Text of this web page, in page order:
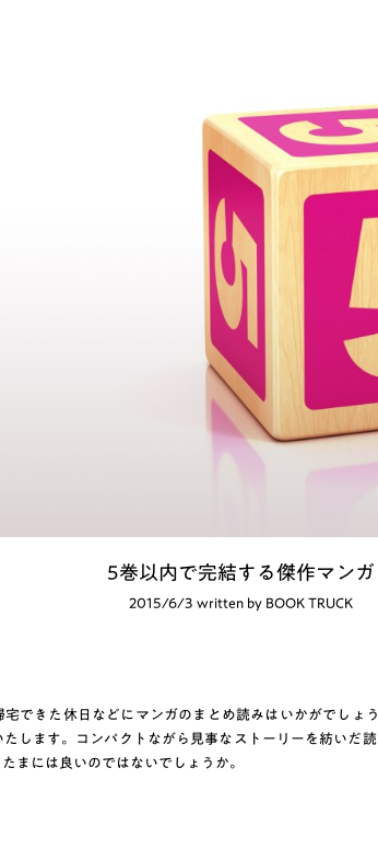
5巻以内で完結する傑作マンガ
2015/6/3 written by BOOK TRUCK
できた休日などにマンガのまとめ読みはいかがでしょ
します。コンパクトながら見事なストーリーを紡いだ
まには良いのではないでしょうか。